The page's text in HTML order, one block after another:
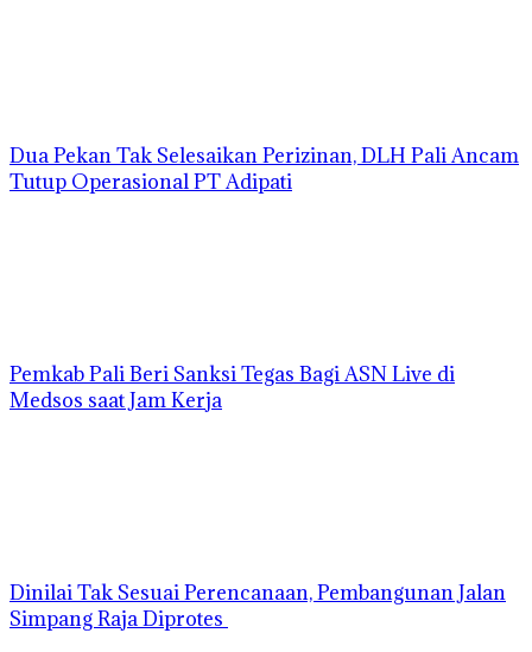
Dua Pekan Tak Selesaikan Perizinan, DLH Pali Ancam
Tutup Operasional PT Adipati
Pemkab Pali Beri Sanksi Tegas Bagi ASN Live di
Medsos saat Jam Kerja
Dinilai Tak Sesuai Perencanaan, Pembangunan Jalan
Simpang Raja Diprotes